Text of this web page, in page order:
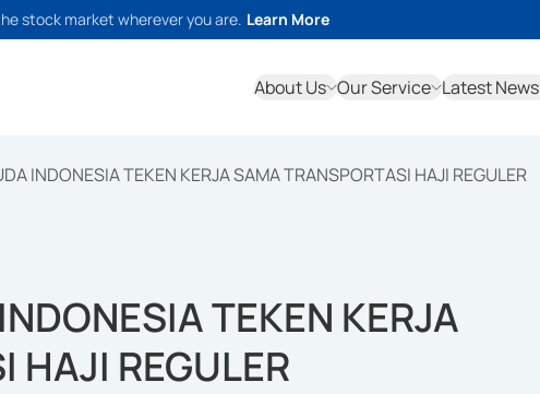
stock market wherever you are. Learn More
About Us Our Service Latest News
INDONESIA TEKEN KERJA SAMA TRANSPORTASI HAJI REGULER
TEKEN KERJA
HAJI REGULER